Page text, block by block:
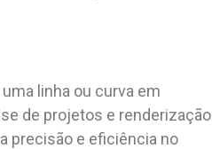
linha ou curva em
de projetos e renderização
precisão e eficiência no